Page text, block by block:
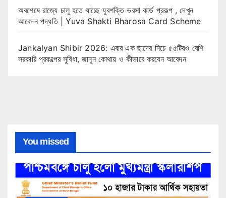
অবশেষে রাজ্যে চালু হতে যাচ্ছে যুবশক্তি ভরসা কার্ড প্রকল্প , দেখুন
আবেদন পদ্ধতি | Yuva Shakti Bharosa Card Scheme
Jankalyan Shibir 2026: এবার এক ছাদের নিচে ৫৫টিরও বেশি
সরকারি প্রকল্পের সুবিধা, জানুন কোথায় ও কীভাবে করবেন আবেদন
You missed